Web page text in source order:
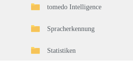
tomedo Intelligence
Spracherkennung
Statistiken